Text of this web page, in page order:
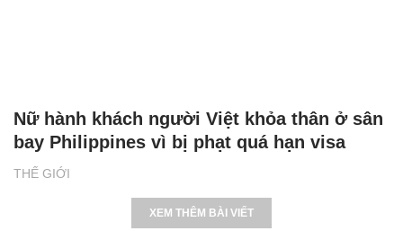
THẾ GIỚI
Nữ hành khách người Việt khỏa thân ở sân
bay Philippines vì bị phạt quá hạn visa
XEM THÊM BÀI VIẾT